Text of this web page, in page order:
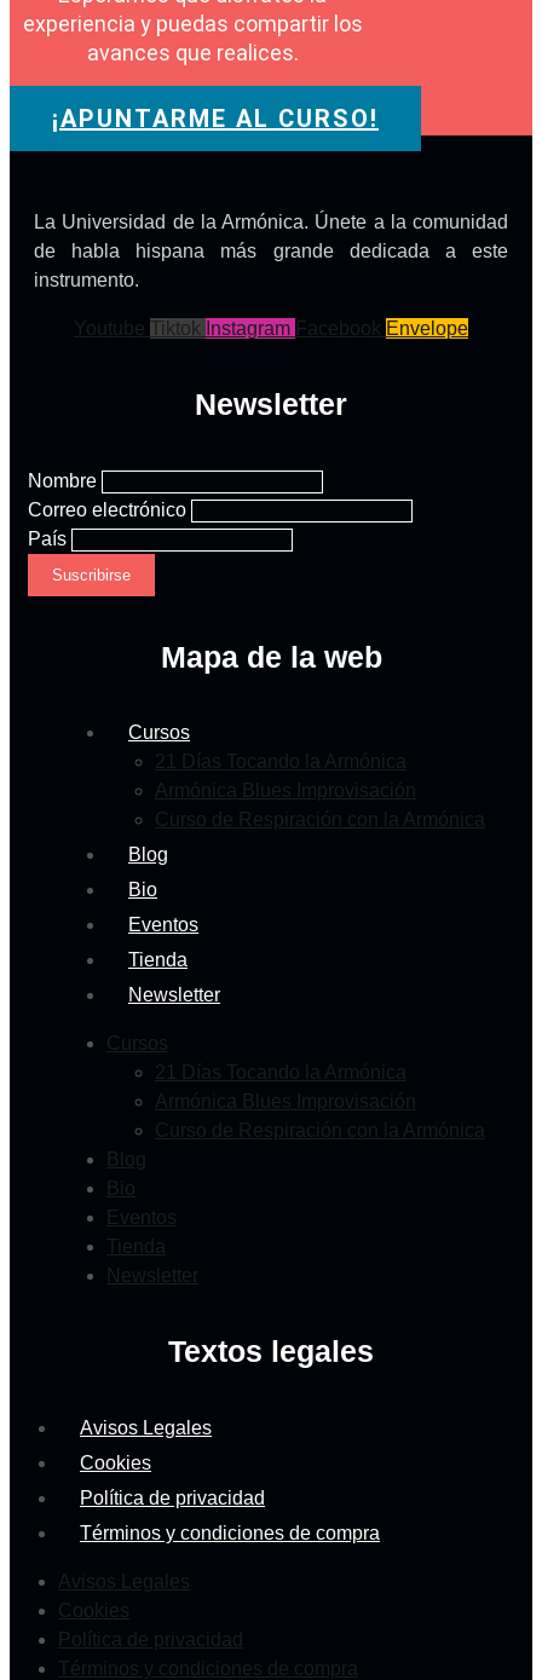
experiencia y puedas compartir los
avances que realices.
¡APUNTARME AL CURSO!
La Universidad de la Armónica. Únete a la comunidad
de habla hispana más grande dedicada a este
instrumento.
Youtube Tiktok Instagram Facebook Envelope
Newsletter
Nombre
Correo electrónico
País
Mapa de la web
Cursos
21 Días Tocando la Armónica
Armónica Blues Improvisación
Curso de Respiración con la Armónica
Blog
Bio
Eventos
Tienda
Newsletter
Cursos
21 Días Tocando la Armónica
Armónica Blues Improvisación
Curso de Respiración con la Armónica
Blog
Bio
Eventos
Tienda
Newsletter
Textos legales
Avisos Legales
Cookies
Política de privacidad
Términos y condiciones de compra
Avisos Legales
Cookies
Política de privacidad
Términos y condiciones de compra